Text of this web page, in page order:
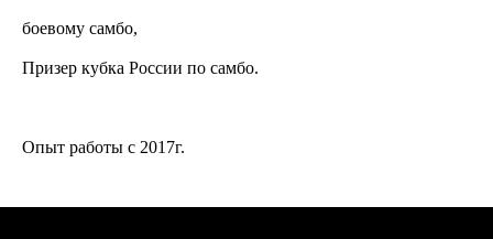
боевому самбо,
Призер кубка России по самбо.
Опыт работы с 2017г.